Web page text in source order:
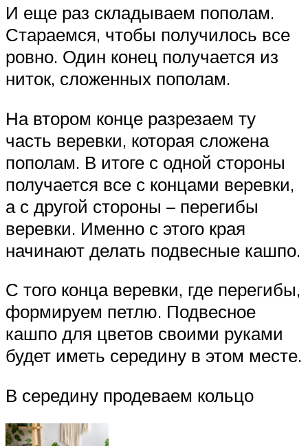
И еще раз складываем пополам.
Стараемся, чтобы получилось все
ровно. Один конец получается из
ниток, сложенных пополам.
На втором конце разрезаем ту
часть веревки, которая сложена
пополам. В итоге с одной стороны
получается все с концами веревки,
а с другой стороны – перегибы
веревки. Именно с этого края
начинают делать подвесные кашпо.
С того конца веревки, где перегибы,
формируем петлю. Подвесное
кашпо для цветов своими руками
будет иметь середину в этом месте.
В середину продеваем кольцо